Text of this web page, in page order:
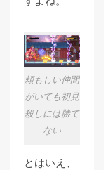
頼もしい仲間
がいても初見
殺しには勝て
ない
とはいえ、